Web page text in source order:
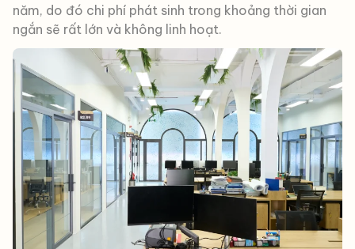
năm, do đó chi phí phát sinh trong khoảng thời gian
ngắn sẽ rất lớn và không linh hoạt.